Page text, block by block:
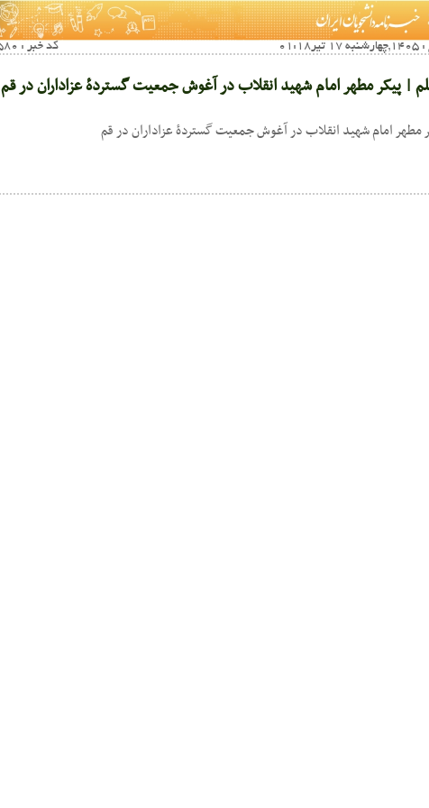
کد خبر : 559580 - سرویس خبری : صوت و فیلم
| پیکر مطهر امام شهید انقلاب در آغوش جمعیت گستردۀ عزاداران در قم
مطهر امام شهید انقلاب در آغوش جمعیت گستردۀ عزاداران در قم